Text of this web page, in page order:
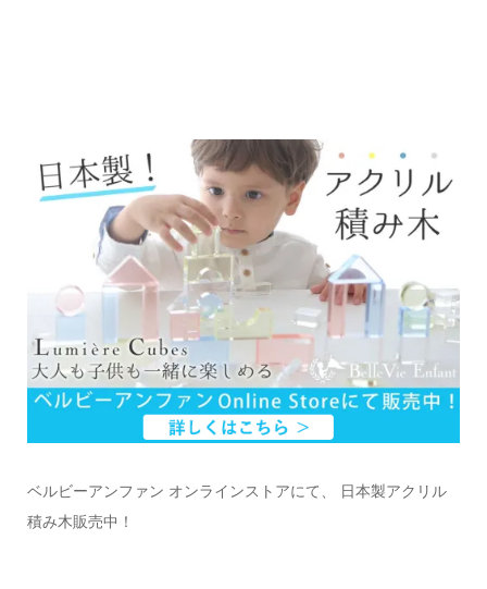
ベルビーアンファン オンラインストアにて、 日本製アクリル
積み木販売中！